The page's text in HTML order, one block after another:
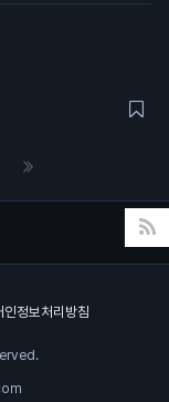
인정보처리방침